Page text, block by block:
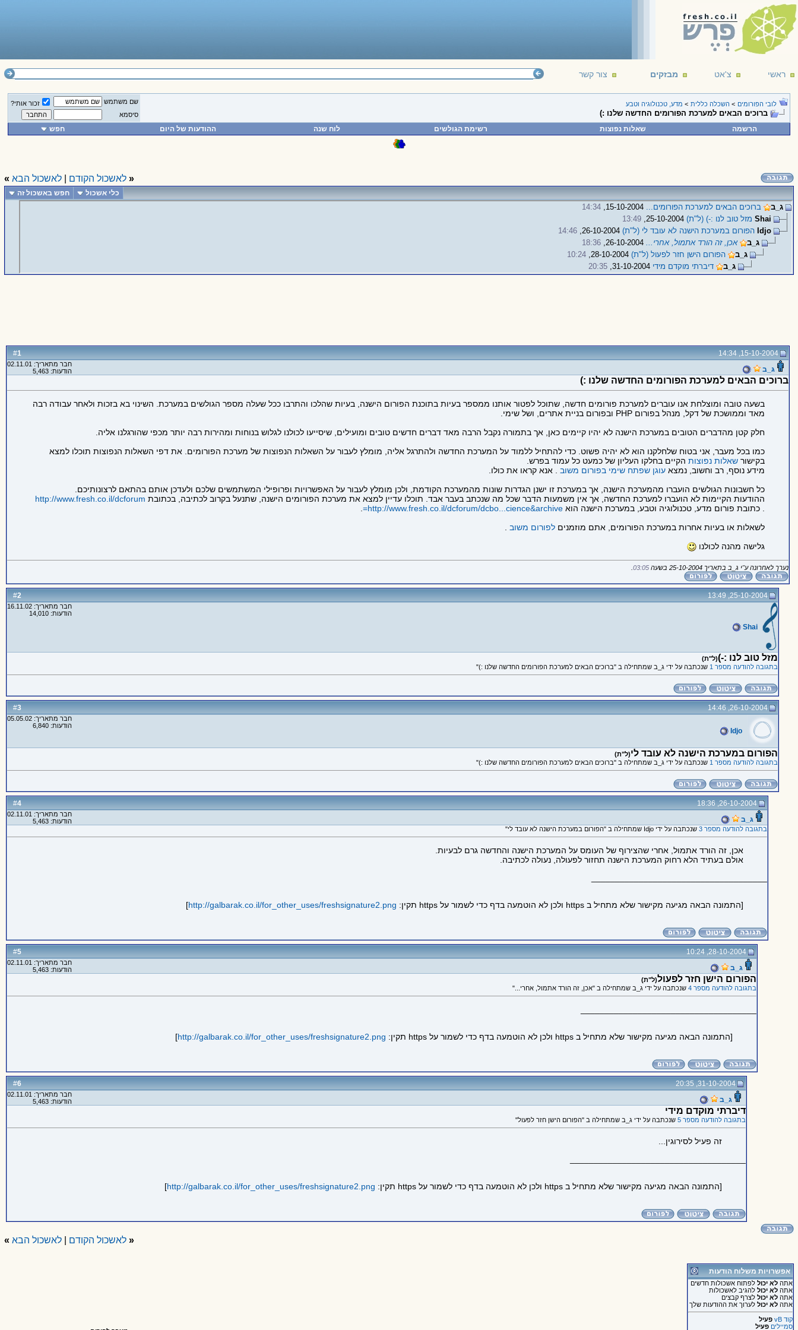
ראשי צ'אט מבזקים צור קשר
לובי הפורומים > השכלה כללית > מדע, טכנולוגיה וטבע
ברוכים הבאים למערכת הפורומים החדשה שלנו :)
שם משתמש
זכור אותי?
סיסמא
הרשמה שאלות נפוצות רשימת הגולשים לוח שנה ההודעות של היום חפש
« לאשכול הקודם לאשכול הבא »
כלי אשכול חפש באשכול זה
ג_ב ברוכים הבאים למערכת הפורומים...
14:34
Shai מזל טוב לנו :-) (ל"ת)25-10-2004,
13:49
Idjo הפורום במערכת הישנה לא עובד לי (ל"ת)26-10-2004,
14:46
ג_ב
אכן, זה הורד אתמול, אחרי...26-10-2004,
18:36
ג_ב
הפורום הישן חזר לפעול (ל"ת)28-10-2004,
10:24
ג_ב
דיברתי מוקדם מידי 20:35
#
1
15-10-2004, 14:34
ג_ב
חבר מתאריך: 02.11.01
הודעות: 5,463
ברוכים הבאים למערכת הפורומים החדשה שלנו :)
בשעה טובה ומוצלחת אנו עוברים למערכת פורומים חדשה, שתוכל לפטור אותנו ממספר בעיות בתוכנת הפורום הישנה, בעיות שהלכו והתרבו ככל שעלה מספר הגולשים במערכת. השינוי בא בזכות ולאחר עבודה רבה
מאד וממושכת של דקל, מנהל בפורום PHP ובפורום בניית אתרים, ושל שימי.
חלק קטן מהדברים הטובים במערכת הישנה לא יהיו קיימים כאן, אך בתמורה נקבל הרבה מאד דברים חדשים טובים ומועילים, שיסייעו לכולנו לגלוש בנוחות ומהירות רבה יותר מכפי שהורגלנו אליה.
כמו בכל מעבר, אני בטוח שלחלקנו הוא לא יהיה פשוט. כדי להתחיל ללמוד על המערכת החדשה ולהתרגל אליה, מומלץ לעבור על השאלות הנפוצות של מערכת הפורומים. את דפי השאלות הנפוצות תוכלו למצא
בקישור שאלות נפוצותהקיים בחלקו העליון של כמעט כל עמוד בפרש.
מידע נוסף, רב וחשוב, נמצא עוגן שפתח שימי בפורום משוב. אנא קראו את כולו.
כל חשבונות הגולשים הועברו מהמערכת הישנה, אך במערכת זו ישנן הגדרות שונות מהמערכת הקודמת, ולכן מומלץ לעבור על האפשרויות ופרופילי המשתמשים שלכם ולעדכן אותם בהתאם לרצונותיכם.
ההודעות הקיימות לא הועברו למערכת החדשה, אך אין משמעות הדבר שכל מה שנכתב בעבר אבד. תוכלו עדיין למצא את מערכת הפורומים הישנה, שתנעל בקרוב לכתיבה, בכתובת http://www.fresh.co.il/dcforum
. כתובת פורום מדע, טכנולוגיה וטבע, במערכת הישנה הוא http://www.fresh.co.il/dcforum/dcbo...cience&archive=
.
לשאלות או בעיות אחרות במערכת הפורומים, אתם מוזמנים לפורום משוב.
גלישה מהנה לכולנו
נערך לאחרונה ע"י ג_ב בתאריך 25-10-2004 בשעה 03:05
.
#
2 25-10-2004, 13:49
Shai
חבר מתאריך: 16.11.02
הודעות: 14,010
מזל טוב לנו :-)(ל"ת)
בתגובה להודעה מספר 1
שנכתבה על ידי ג_ב שמתחילה ב "ברוכים הבאים למערכת הפורומים החדשה שלנו :)"
#
3 26-10-2004, 14:46
Idjo
חבר מתאריך: 05.05.02
הודעות: 6,840
הפורום במערכת הישנה לא עובד לי(ל"ת)
בתגובה להודעה מספר 1
שנכתבה על ידי ג_ב שמתחילה ב "ברוכים הבאים למערכת הפורומים החדשה שלנו :)"
#
4
26-10-2004, 18:36
ג_ב
חבר מתאריך: 02.11.01
הודעות: 5,463
בתגובה להודעה מספר 3
שנכתבה על ידי Idjo שמתחילה ב "הפורום במערכת הישנה לא עובד לי"
אכן, זה הורד אתמול, אחרי שהצירוף של העומס על המערכת הישנה והחדשה גרם לבעיות.
אולם בעתיד הלא רחוק המערכת הישנה תחזור לפעולה, נעולה לכתיבה.
[התמונה הבאה מגיעה מקישור שלא מתחיל ב https ולכן לא הוטמעה בדף כדי לשמור על https תקין: http://galbarak.co.il/for_other_uses/freshsignature2.png
]
#
5
28-10-2004, 10:24
ג_ב
חבר מתאריך: 02.11.01
הודעות: 5,463
הפורום הישן חזר לפעול(ל"ת)
בתגובה להודעה מספר 4
שנכתבה על ידי ג_ב שמתחילה ב "אכן, זה הורד אתמול, אחרי..."
[התמונה הבאה מגיעה מקישור שלא מתחיל ב https ולכן לא הוטמעה בדף כדי לשמור על https תקין: http://galbarak.co.il/for_other_uses/freshsignature2.png
]
#
6
31-10-2004, 20:35
ג_ב
חבר מתאריך: 02.11.01
הודעות: 5,463
דיברתי מוקדם מידי
בתגובה להודעה מספר 5 שנכתבה על ידי ג_ב שמתחילה ב "הפורום הישן חזר לפעול"
זה פעיל לסירוגין...
[התמונה הבאה מגיעה מקישור שלא מתחיל ב https ולכן לא הוטמעה בדף כדי לשמור על https תקין: http://galbarak.co.il/for_other_uses/freshsignature2.png
]
« לאשכול הקודם |לאשכול הבא »
אפשרויות משלוח הודעות
אתה לא יכוללפתוח אשכולות חדשים
אתה לא יכוללהגיב לאשכולות
אתה לא יכוללצרף קבצים
אתה לא יכוללערוך את ההודעות שלך
קוד vB
פעיל
סמיילים פעיל